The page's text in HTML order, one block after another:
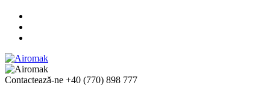
Contactează-ne +40 (770) 898 777